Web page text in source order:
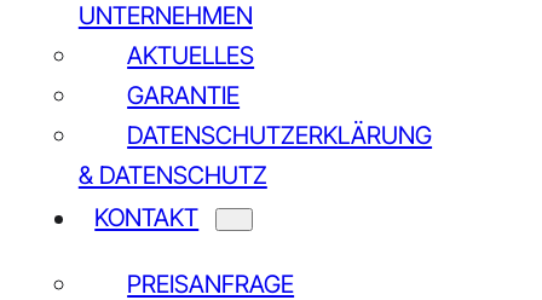
UNTERNEHMEN
AKTUELLES
GARANTIE
DATENSCHUTZERKLÄRUNG
& DATENSCHUTZ
KONTAKT
PREISANFRAGE